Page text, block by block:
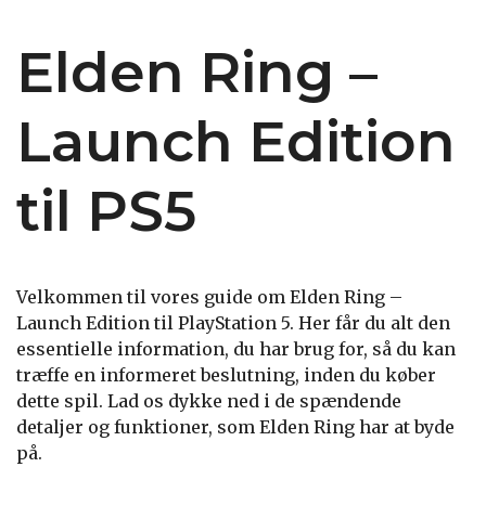
Elden Ring –
Launch Edition
til PS5
Velkommen til vores guide om Elden Ring –
Launch Edition til PlayStation 5. Her får du alt den
essentielle information, du har brug for, så du kan
træffe en informeret beslutning, inden du køber
dette spil. Lad os dykke ned i de spændende
detaljer og funktioner, som Elden Ring har at byde
på.